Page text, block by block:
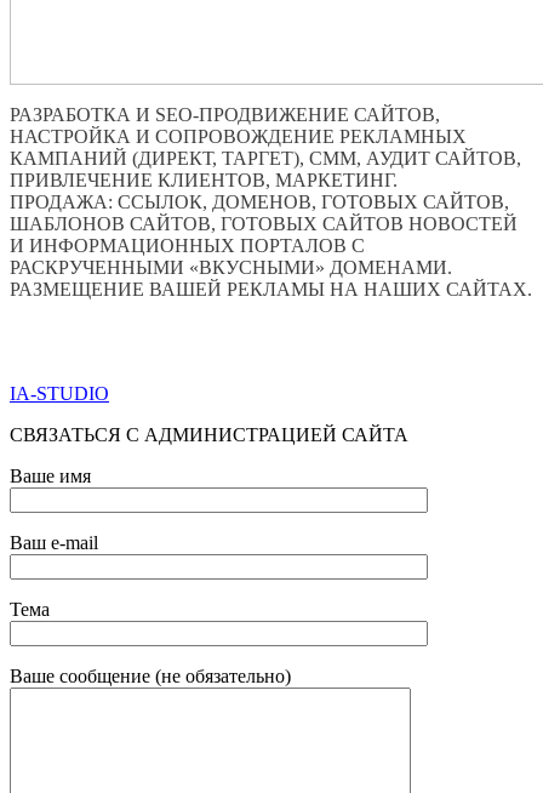
РАЗРАБОТКА И SEO-ПРОДВИЖЕНИЕ САЙТОВ,
НАСТРОЙКА И СОПРОВОЖДЕНИЕ РЕКЛАМНЫХ
КАМПАНИЙ (ДИРЕКТ, ТАРГЕТ), СММ, АУДИТ САЙТОВ,
ПРИВЛЕЧЕНИЕ КЛИЕНТОВ, МАРКЕТИНГ.
ПРОДАЖА: ССЫЛОК, ДОМЕНОВ, ГОТОВЫХ САЙТОВ,
ШАБЛОНОВ САЙТОВ, ГОТОВЫХ САЙТОВ НОВОСТЕЙ
И ИНФОРМАЦИОННЫХ ПОРТАЛОВ С
РАСКРУЧЕННЫМИ «ВКУСНЫМИ» ДОМЕНАМИ.
РАЗМЕЩЕНИЕ ВАШЕЙ РЕКЛАМЫ НА НАШИХ САЙТАХ.
IA-STUDIO
СВЯЗАТЬСЯ С АДМИНИСТРАЦИЕЙ САЙТА
Ваше имя
Ваш e-mail
Тема
Ваше сообщение (не обязательно)